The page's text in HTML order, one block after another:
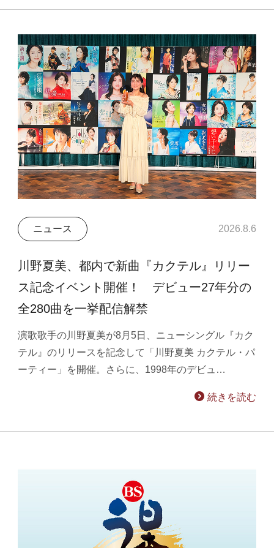
ニュース 2026.8.6
川野夏美、都内で新曲『カクテル』リリー
ス記念イベント開催！ デビュー27年分の
全280曲を一挙配信解禁
演歌歌手の川野夏美が8月5日、ニューシングル『カク
テル』のリリースを記念して「川野夏美 カクテル・パ
ーティー」を開催。さらに、1998年のデビュ…
続きを読む